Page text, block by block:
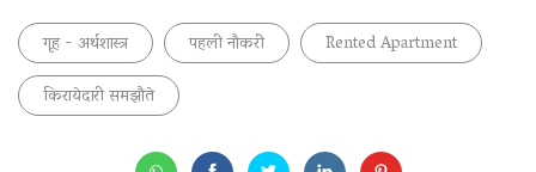
गृह - अर्थशास्त्र पहली नौकरी
Rented Apartment
किरायेदारी समझौते